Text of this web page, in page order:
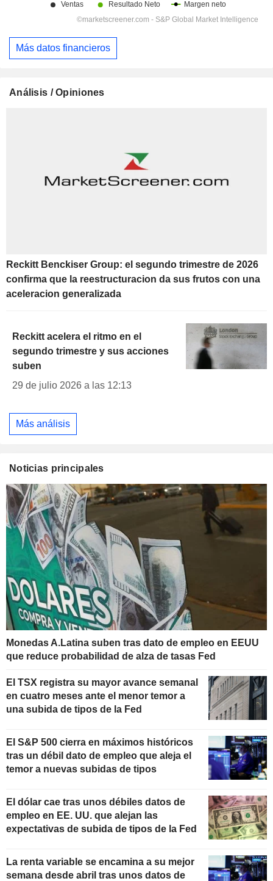
Más datos financieros
Análisis / Opiniones
Reckitt Benckiser Group: el segundo trimestre de 2026
confirma que la reestructuracion da sus frutos con una
aceleracion generalizada
Reckitt acelera el ritmo en el
segundo trimestre y sus acciones
suben
29 de julio 2026 a las 12:13
Más análisis
Noticias principales
Monedas A.Latina suben tras dato de empleo en EEUU
que reduce probabilidad de alza de tasas Fed
El TSX registra su mayor avance semanal
en cuatro meses ante el menor temor a
una subida de tipos de la Fed
El S&P 500 cierra en máximos históricos
tras un débil dato de empleo que aleja el
temor a nuevas subidas de tipos
El dólar cae tras unos débiles datos de
empleo en EE. UU. que alejan las
expectativas de subida de tipos de la Fed
La renta variable se encamina a su mejor
semana desde abril tras unos datos de